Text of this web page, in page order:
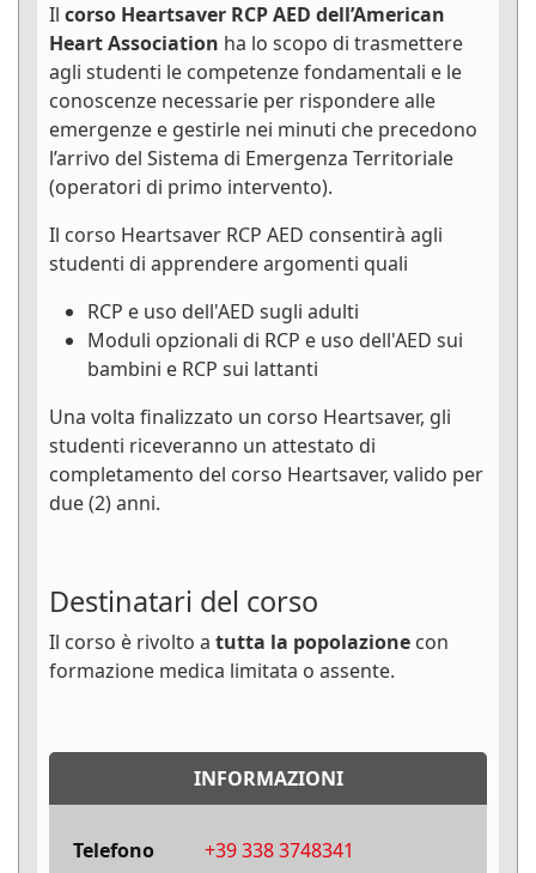
Il corso Heartsaver RCP AED dell’American
Heart Association ha lo scopo di trasmettere
agli studenti le competenze fondamentali e le
conoscenze necessarie per rispondere alle
emergenze e gestirle nei minuti che precedono
l’arrivo del Sistema di Emergenza Territoriale
(operatori di primo intervento).
Il corso Heartsaver RCP AED consentirà agli
studenti di apprendere argomenti quali
RCP e uso dell'AED sugli adulti
Moduli opzionali di RCP e uso dell'AED sui
bambini e RCP sui lattanti
Una volta finalizzato un corso Heartsaver, gli
studenti riceveranno un attestato di
completamento del corso Heartsaver, valido per
due (2) anni.
Destinatari del corso
Il corso è rivolto a tutta la popolazione con
formazione medica limitata o assente.
INFORMAZIONI
Telefono
+39 338 3748341